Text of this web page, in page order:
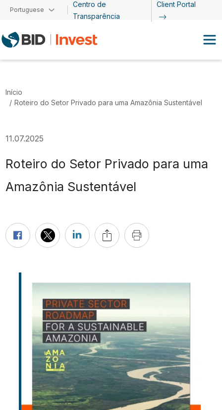
Passar para o conteúdo principal
Portuguese
Centro de
Transparência
Client Portal
Início
Roteiro do Setor Privado para uma Amazônia Sustentável
11.07.2025
Roteiro do Setor Privado para uma
Amazônia Sustentável